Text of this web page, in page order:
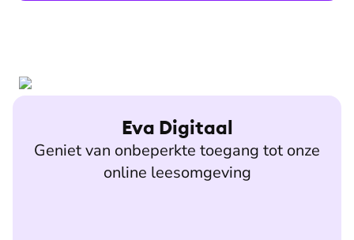
Eva Digitaal
Geniet van onbeperkte toegang tot onze
online leesomgeving